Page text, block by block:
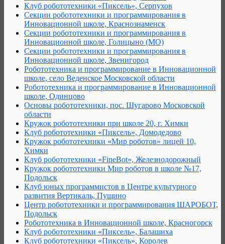
Клуб робототехники «Пиксель», Серпухов
Секции робототехники и программирования в
Инновационной школе, Краснознаменск
Секции робототехники и программирования в
Инновационной школе, Голицыно (МО)
Секции робототехники и программирования в
Инновационной школе, Звенигород
Робототехника и программирование в Инновационной
школе, село Веденское Московской области
Робототехника и программирование в Инновационной
школе, Одинцово
Основы робототехники, пос. Шугарово Московской
области
Кружок робототехники при школе 20, г. Химки
Клуб робототехники «Пиксель», Домодедово
Кружок робототехники «Мир роботов» лицей 10,
Химки
Клуб робототехники «FineBot», Железнодорожный
Кружок робототехники Мир роботов в школе №17,
Подольск
Клуб юных программистов в Центре культурного
развития Вертикаль, Пущино
Центр робототехники и программирования ШАРОБОТ,
Подольск
Робототехника в Инновационной школе, Красногорск
Клуб робототехники «Пиксель», Балашиха
Клуб робототехники «Пиксель», Королев